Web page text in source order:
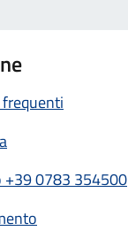
+39 0783 354500